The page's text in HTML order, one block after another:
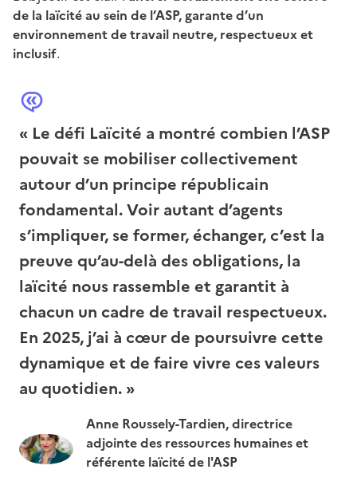
de la laïcité au sein de l’ASP, garante d’un
environnement de travail neutre, respectueux et
inclusif.
« Le défi Laïcité a montré combien l’ASP
pouvait se mobiliser collectivement
autour d’un principe républicain
fondamental. Voir autant d’agents
s’impliquer, se former, échanger, c’est la
preuve qu’au-delà des obligations, la
laïcité nous rassemble et garantit à
chacun un cadre de travail respectueux.
En 2025, j’ai à cœur de poursuivre cette
dynamique et de faire vivre ces valeurs
au quotidien. »
Anne Roussely-Tardien, directrice
adjointe des ressources humaines et
référente laïcité de l'ASP